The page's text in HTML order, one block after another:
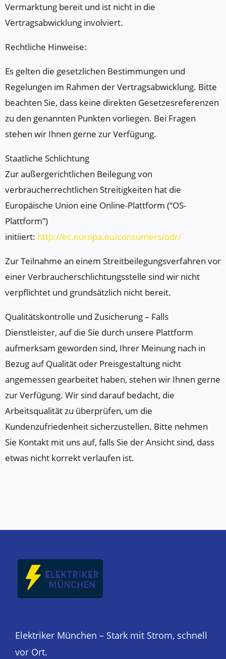
Vermarktung bereit und ist nicht in die
Vertragsabwicklung involviert.
Rechtliche Hinweise:
Es gelten die gesetzlichen Bestimmungen und
Regelungen im Rahmen der Vertragsabwicklung. Bitte
beachten Sie, dass keine direkten Gesetzesreferenzen
zu den genannten Punkten vorliegen. Bei Fragen
stehen wir Ihnen gerne zur Verfügung.
Staatliche Schlichtung
Zur außergerichtlichen Beilegung von
verbraucherrechtlichen Streitigkeiten hat die
Europäische Union eine Online-Plattform (“OS-
Plattform”)
initiiert: http://ec.europa.eu/consumers/odr/
Zur Teilnahme an einem Streitbeilegungsverfahren vor
einer Verbraucherschlichtungsstelle sind wir nicht
verpflichtet und grundsätzlich nicht bereit.
Qualitätskontrolle und Zusicherung – Falls
Dienstleister, auf die Sie durch unsere Plattform
aufmerksam geworden sind, Ihrer Meinung nach in
Bezug auf Qualität oder Preisgestaltung nicht
angemessen gearbeitet haben, stehen wir Ihnen gerne
zur Verfügung. Wir sind darauf bedacht, die
Arbeitsqualität zu überprüfen, um die
Kundenzufriedenheit sicherzustellen. Bitte nehmen
Sie Kontakt mit uns auf, falls Sie der Ansicht sind, dass
etwas nicht korrekt verlaufen ist.
Elektriker München – Stark mit Strom, schnell
vor Ort.